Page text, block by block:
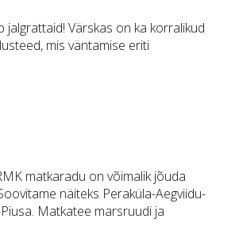
jalgrattaid! Värskas on ka korralikud
mis väntamise eriti
matkaradu on võimalik jõuda
näiteks Peraküla-Aegviidu-
Matkatee marsruudi ja